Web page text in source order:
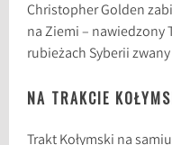
Christopher Golden
na Ziemi – nawiedzony
rubieżach Syberii zwany
NA TRAKCIE